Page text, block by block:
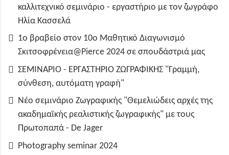
καλλιτεχνικό σεμινάριο - εργαστήριο με τον ζωγράφο
Ηλία Κασσελά
1ο βραβείο στον 10ο Μαθητικό Διαγωνισμό
Σκιτσοφρένεια@Pierce 2024 σε σπουδάστριά μας
ΣΕΜΙΝΑΡΙΟ - ΕΡΓΑΣΤΗΡΙΟ ΖΩΓΡΑΦΙΚΗΣ "Γραμμή,
σύνθεση, αυτόματη γραφή"
Νέο σεμινάριο Ζωγραφικής "Θεμελιώδεις αρχές της
ακαδημαϊκής ρεαλιστικής ζωγραφικής" με τους
Πρωτοπαπά - De Jager
Photography seminar 2024